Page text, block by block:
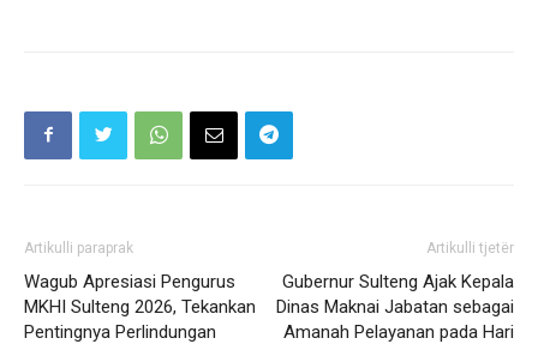
Artikulli paraprak
Wagub Apresiasi Pengurus
MKHI Sulteng 2026, Tekankan
Pentingnya Perlindungan
Artikulli tjetër
Gubernur Sulteng Ajak Kepala
Dinas Maknai Jabatan sebagai
Amanah Pelayanan pada Hari